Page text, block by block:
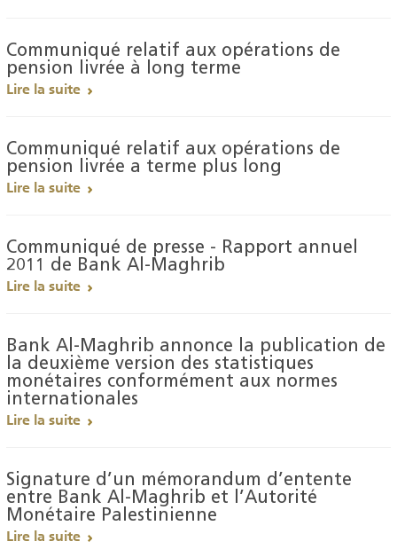
Communiqué relatif aux opérations de
pension livrée à long terme
Lire la suite
Communiqué relatif aux opérations de
pension livrée a terme plus long
Lire la suite
Communiqué de presse - Rapport annuel
2011 de Bank Al-Maghrib
Lire la suite
Bank Al-Maghrib annonce la publication de
la deuxième version des statistiques
monétaires conformément aux normes
internationales
Lire la suite
Signature d’un mémorandum d’entente
entre Bank Al-Maghrib et l’Autorité
Monétaire Palestinienne
Lire la suite